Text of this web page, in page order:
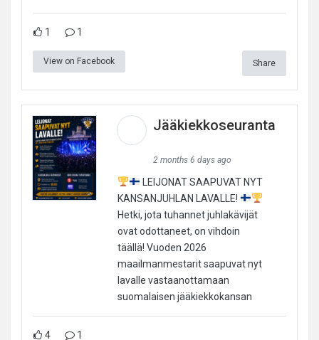
1 1
View on Facebook Share
Jääkiekkoseuranta
2 months 6 days ago
LEIJONAT SAAPUVAT NYT
KANSANJUHLAN LAVALLE!
Hetki, jota tuhannet juhlakävijät
ovat odottaneet, on vihdoin
täällä! Vuoden 2026
maailmanmestarit saapuvat nyt
lavalle vastaanottamaan
suomalaisen jääkiekkokansan
4 1